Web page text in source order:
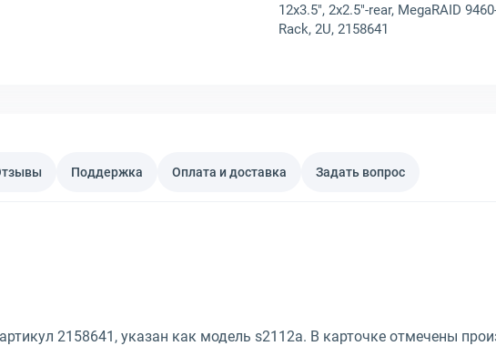
12x3.5", 2x2.5"-rear, MegaRAID
Rack, 2U, 2158641
Поддержка Оплата и доставка Задать вопрос
2158641, указан как модель s2112a. В карточке отмечены